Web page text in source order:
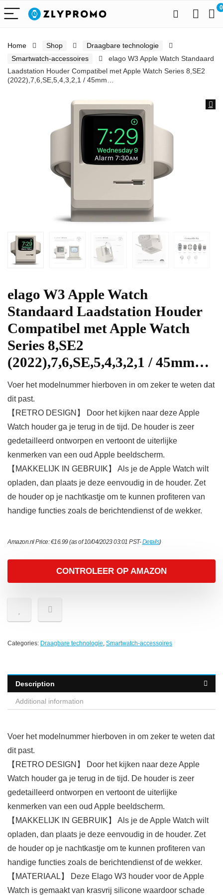
0
Home Shop
Draagbare technologie
Smartwatch-accessoires
elago W3 Apple Watch Standaard
Laadstation Houder Compatibel met Apple Watch Series 8,SE2
(2022),7,6,SE,5,4,3,2,1 / 45mm…
elago W3 Apple Watch
Standaard Laadstation Houder
Compatibel met Apple Watch
Series 8,SE2
(2022),7,6,SE,5,4,3,2,1 / 45mm…
Voer het modelnummer hierboven in om zeker te weten dat
dit past.
【RETRO DESIGN】 Door het kijken naar deze Apple
Watch houder ga je terug in de tijd. De houder is zeer
gedetailleerd ontworpen en vertoont de uiterlijke
kenmerken van een oud Apple beeldscherm.
【MAKKELIJK IN GEBRUIK】 Als je de Apple Watch wilt
opladen, dan plaats je deze eenvoudig in de houder. Zet
de houder op je nachtkastje om te kunnen profiteren van
handige functies zoals de berichtendienst of de wekker.
Amazon.nl Price:€16.99(as of 10/04/2023 03:01 PST-Details)
CONTROLEER OP AMAZON
Categories: Draagbare technologie, Smartwatch-accessoires
Description
Additional information
Voer het modelnummer hierboven in om zeker te weten dat
dit past.
【RETRO DESIGN】 Door het kijken naar deze Apple
Watch houder ga je terug in de tijd. De houder is zeer
gedetailleerd ontworpen en vertoont de uiterlijke
kenmerken van een oud Apple beeldscherm.
【MAKKELIJK IN GEBRUIK】 Als je de Apple Watch wilt
opladen, dan plaats je deze eenvoudig in de houder. Zet
de houder op je nachtkastje om te kunnen profiteren van
handige functies zoals de berichtendienst of de wekker.
【MATERIAAL】 Deze Elago W3 houder voor de Apple
Watch is gemaakt van krasvrij silicone waardoor schade